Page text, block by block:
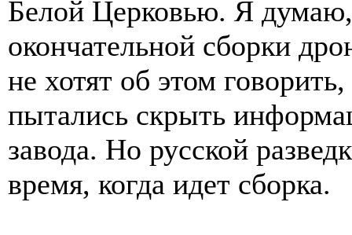
Белой Церковью. Я
окончательной сборки
не хотят об этом
пытались скрыть
завода. Но русской
время, когда идет сборка.